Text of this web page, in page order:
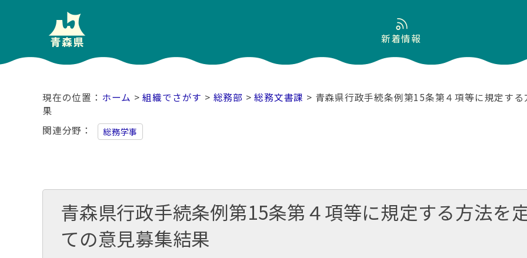
新着情報
ホーム >組織でさがす > 総務部 >総務文書課 > 青森県行政手続条例第15条第４項等に規定す
果
関連分野
総務学事
青森県行政手続条例第15条第４項等に規定する方法を
ての意見募集結果